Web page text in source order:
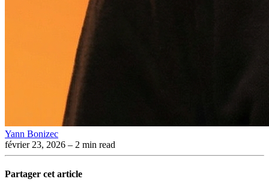
Yann Bonizec
février 23, 2026 – 2 min read
Partager cet article